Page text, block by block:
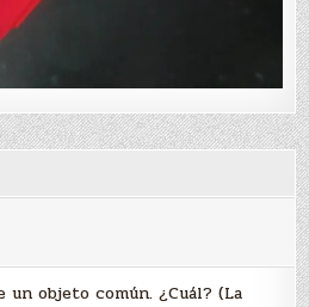
objeto común. ¿Cuál? (La